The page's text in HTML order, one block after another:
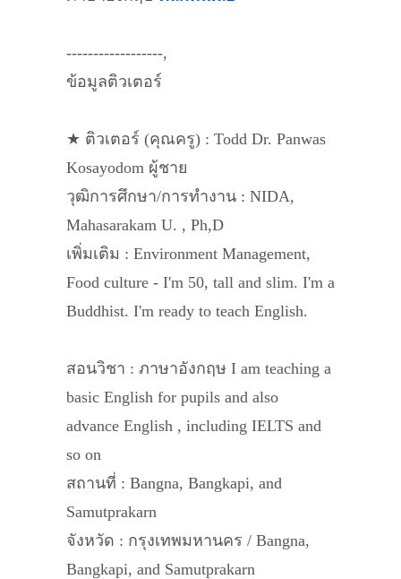
------------------,
ข้อมูลติวเตอร์
★ ติวเตอร์ (คุณครู) : Todd Dr. Panwas
Kosayodom ผู้ชาย
วุฒิการศึกษา/การทำงาน : NIDA,
Mahasarakam U. , Ph,D
เพิ่มเติม : Environment Management,
Food culture - I'm 50, tall and slim. I'm a
Buddhist. I'm ready to teach English.
สอนวิชา : ภาษาอังกฤษ I am teaching a
basic English for pupils and also
advance English , including IELTS and
so on
สถานที่ : Bangna, Bangkapi, and
Samutprakarn
จังหวัด : กรุงเทพมหานคร / Bangna,
Bangkapi, and Samutprakarn